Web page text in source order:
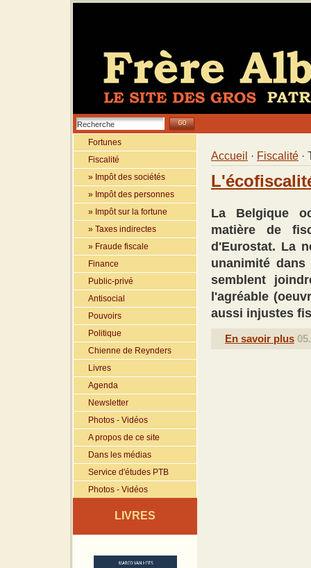
Fortunes
Fiscalité
» Impôt des sociétés
» Impôt des personnes
» Impôt sur la fortune
» Taxes indirectes
» Fraude fiscale
Finance
Public-privé
Antisocial
Pouvoirs
Politique
Chienne de Reynders
Livres
Agenda
Newsletter
Photos - Vidéos
A propos de ce site
Dans les médias
Service d'études PTB
Photos - Vidéos
LIVRES
Accueil · Fiscalité ·
La Belgique
matière de
d'Eurostat. La
unanimité
semblent
l'agréable
aussi injustes
En savoir plus